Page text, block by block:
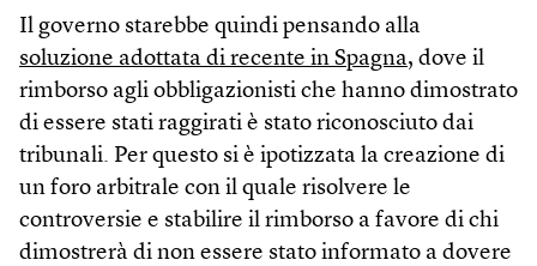
Il governo starebbe quindi pensando alla
soluzione adottata di recente in Spagna, dove il
rimborso agli obbligazionisti che hanno dimostrato
di essere stati raggirati è stato riconosciuto dai
tribunali. Per questo si è ipotizzata la creazione di
un foro arbitrale con il quale risolvere le
controversie e stabilire il rimborso a favore di chi
dimostrerà di non essere stato informato a dovere